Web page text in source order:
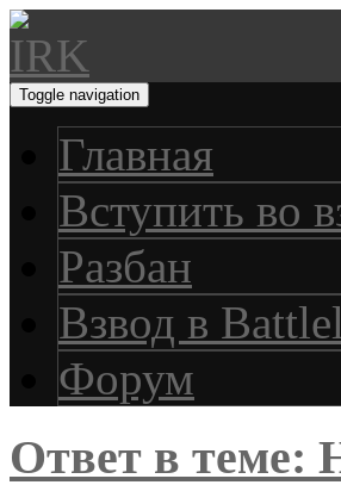
Toggle navigation
Главная
Вступить во
Разбан
Взвод в
Форум
Ответ в теме: